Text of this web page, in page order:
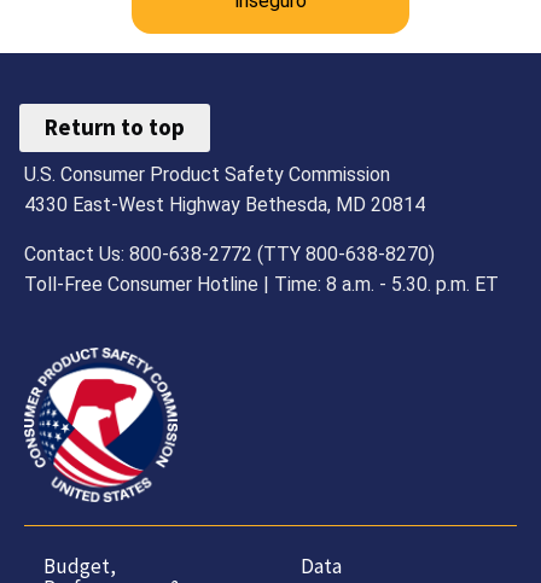
Return to top
U.S. Consumer Product Safety Commission
4330 East-West Highway Bethesda, MD 20814
Contact Us: 800-638-2772 (TTY 800-638-8270)
Toll-Free Consumer Hotline | Time: 8 a.m. - 5.30. p.m. ET
Budget,
Data